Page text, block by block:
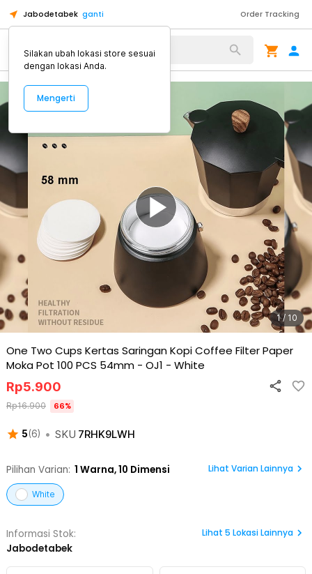
Jabodetabek ganti Order Tracking
Alat Kopi
1 / 10
One Two Cups Kertas Saringan Kopi Coffee Filter Paper
Moka Pot 100 PCS 54mm - OJ1 - White
5(6) • SKU 7RHK9LWH
Rp5.900
Rp16.900 66%
Pilihan Varian: 1 Warna,10 Dimensi Lihat Varian Lainnya
White
Informasi Stok:
Jabodetabek
Lihat 5 Lokasi Lainnya
Silakan ubah lokasi store sesuai
dengan lokasi Anda.
Mengerti